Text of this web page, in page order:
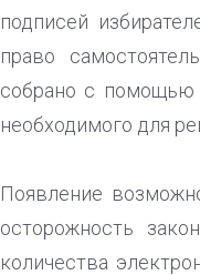
подписей
право
собрано с помощью
необходимого для
Появление
осторожность
количества